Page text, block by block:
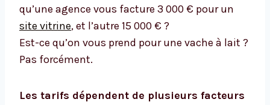
qu’une agence vous facture 3 000 € pour un
site vitrine, et l’autre 15 000 € ?
Est-ce qu’on vous prend pour une vache à lait ?
Pas forcément.
Les tarifs dépendent de plusieurs facteurs